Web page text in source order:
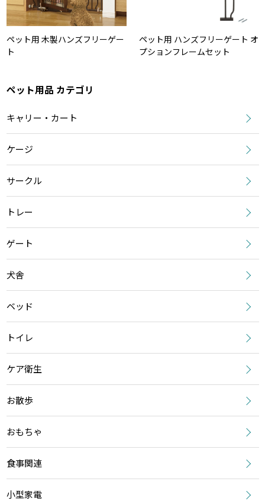
ペット用 木製ハンズフリーゲー
ト
ペット用 ハンズフリーゲート オ
プションフレームセット
ペット用品 カテゴリ
キャリー・カート
ケージ
サークル
トレー
ゲート
犬舎
ベッド
トイレ
ケア衛生
お散歩
おもちゃ
食事関連
小型家電